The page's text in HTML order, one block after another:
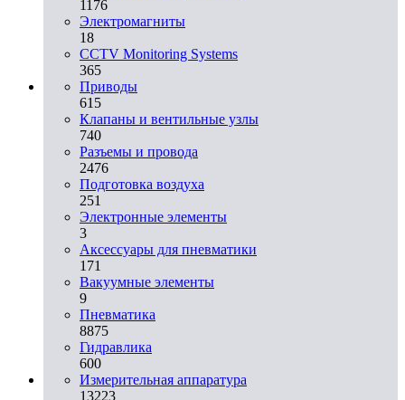
1176
Электромагниты
18
CCTV Monitoring Systems
365
Приводы
615
Клапаны и вентильные узлы
740
Разъемы и провода
2476
Подготовка воздуха
251
Электронные элементы
3
Аксессуары для пневматики
171
Вакуумные элементы
9
Пневматика
8875
Гидравлика
600
Измерительная аппаратура
13223